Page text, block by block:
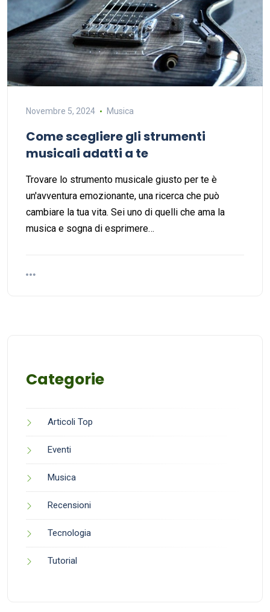
Novembre 5, 2024 Musica
Come scegliere gli strumenti
musicali adatti a te
Trovare lo strumento musicale giusto per te è
un'avventura emozionante, una ricerca che può
cambiare la tua vita. Sei uno di quelli che ama la
musica e sogna di esprimere…
Categorie
Articoli Top
Eventi
Musica
Recensioni
Tecnologia
Tutorial